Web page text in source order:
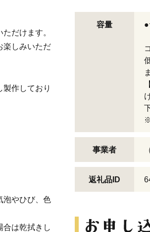
だけます。
楽しみいただ
作しており
泡やひび、色
合は乾拭きし
容量
事業者
返礼品ID